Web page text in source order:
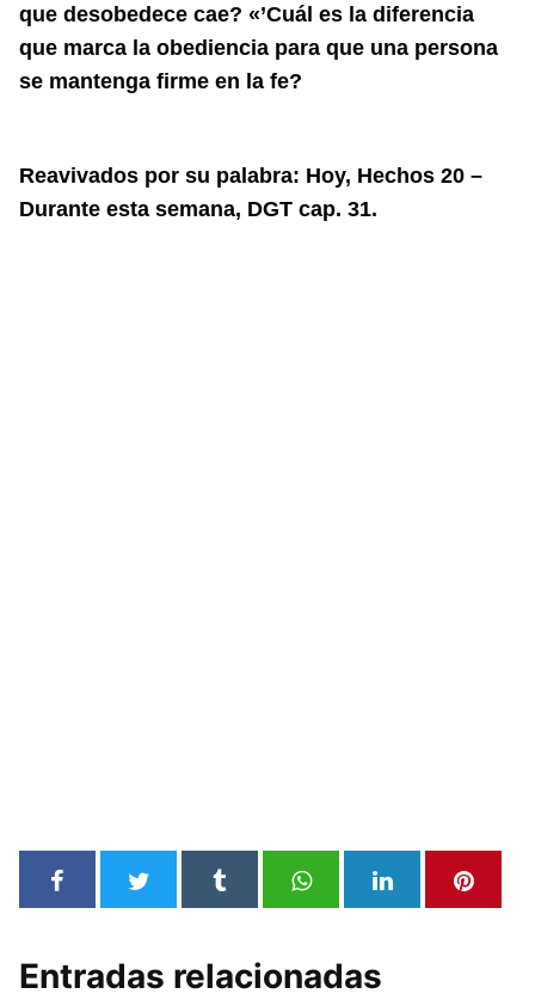
que desobedece cae? «’Cuál es la diferencia
que marca la obediencia para que una persona
se mantenga firme en la fe?
Reavivados por su palabra: Hoy, Hechos 20 –
Durante esta semana, DGT cap. 31.
Entradas relacionadas